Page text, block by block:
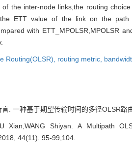
the inter-node links,the routing
ETT value of the link on the path
with ETT_MPOLSR,MPOLSR
Routing(OLSR), routing metric,
. 一种基于期望传输时间的多径OLSR
Xian,WANG Shiyan. A Multipath
44(11): 95-99,104.